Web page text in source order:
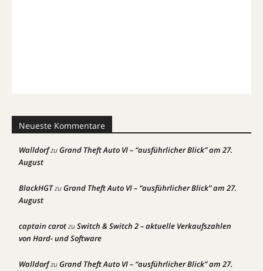
Neueste Kommentare
WalldorfzuGrand Theft Auto VI – “ausführlicher Blick” am 27.
August
BlackHGTzuGrand Theft Auto VI – “ausführlicher Blick” am 27.
August
captain carotzuSwitch & Switch 2 – aktuelle Verkaufszahlen
von Hard- und Software
WalldorfzuGrand Theft Auto VI – “ausführlicher Blick” am 27.